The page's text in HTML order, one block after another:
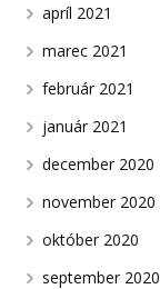
apríl 2021
marec 2021
február 2021
január 2021
december 2020
november 2020
október 2020
september 2020